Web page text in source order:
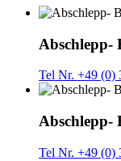
Abschlepp-
Tel Nr. +49 (0)
Abschlepp-
Tel Nr. +49 (0)